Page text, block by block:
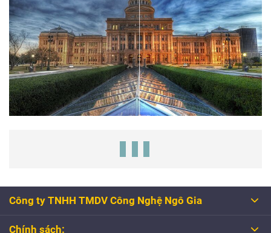
Công ty TNHH TMDV Công Nghệ Ngô Gia
Chính sách: